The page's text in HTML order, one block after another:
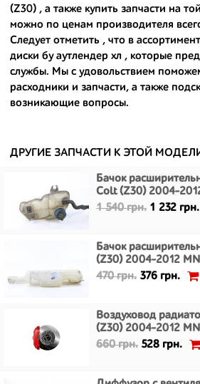
Купить комплектующие для авто с
Ведь наши запчасти:
- доступные по цене;
- сняты только с автомобилей, которые
европейским и японским дорогам;
(Z30) , а также купить запчасти на
можно по ценам производителя
Следует отметить , что в
диски бу аутлендер хл , которые
службы. Мы с удовольствием
расходники и запчасти, а также
возникающие вопросы.
ДРУГИЕ ЗАПЧАСТИ К ЭТОЙ
Бачок
Colt (Z30) 2004-
1 540 грн. 1 232 грн.
Бачок
(Z30) 2004-2012
470 грн. 376 грн.
Воздуховод
(Z30) 2004-2012
660 грн. 528 грн.